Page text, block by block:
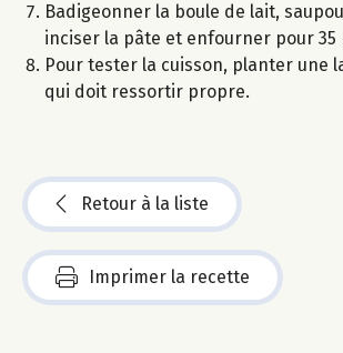
Badigeonner la boule de lait,
inciser la pâte et enfourner pour 35
Pour tester la cuisson, planter une
qui doit ressortir propre.
Retour à la liste
Imprimer la recette